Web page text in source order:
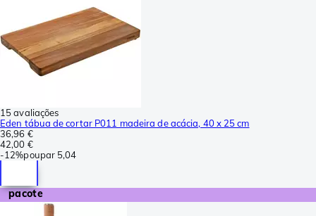
15 avaliações
Eden tábua de cortar P011 madeira de acácia, 40 x 25 cm
36,96 €
42,00 €
-12%poupar 5,04
pacote